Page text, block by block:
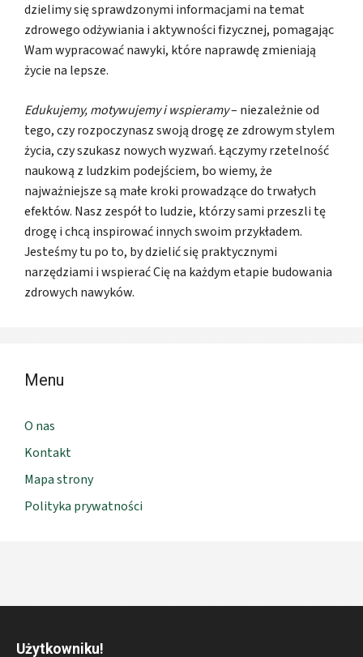
dzielimy się sprawdzonymi informacjami na temat
zdrowego odżywiania i aktywności fizycznej, pomagając
Wam wypracować nawyki, które naprawdę zmieniają
życie na lepsze.
Edukujemy, motywujemy i wspieramy– niezależnie od
tego, czy rozpoczynasz swoją drogę ze zdrowym stylem
życia, czy szukasz nowych wyzwań. Łączymy rzetelność
naukową z ludzkim podejściem, bo wiemy, że
najważniejsze są małe kroki prowadzące do trwałych
efektów. Nasz zespół to ludzie, którzy sami przeszli tę
drogę i chcą inspirować innych swoim przykładem.
Jesteśmy tu po to, by dzielić się praktycznymi
narzędziami i wspierać Cię na każdym etapie budowania
zdrowych nawyków.
Menu
O nas
Kontakt
Mapa strony
Polityka prywatności
Użytkowniku!